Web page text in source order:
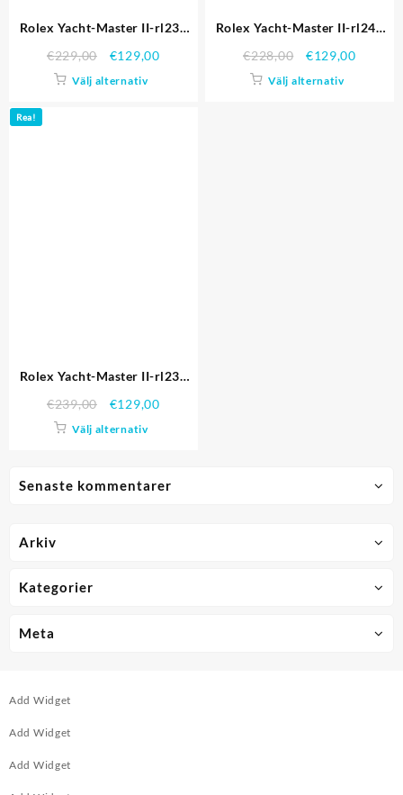
Senaste kommentarer
Rolex Yacht-Master II-rl239
€229,00 €129,00
Välj alternativ
Rolex Yacht-Master II-rl241
€228,00 €129,00
Välj alternativ
Rea!
Rolex Yacht-Master II-rl234
€239,00 €129,00
Välj alternativ
Arkiv
Kategorier
Meta
Add Widget
Add Widget
Add Widget